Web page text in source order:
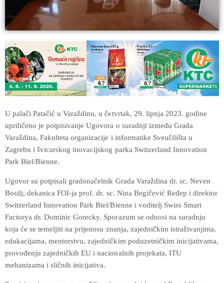
U palači Patačić u Varaždinu, u četvrtak, 29. lipnja 2023. godine
upriličeno je potpisivanje Ugovora o suradnji između Grada
Varaždina, Fakulteta organizacije i informatike Sveučilišta u
Zagrebu i švicarskog inovacijskog parka Switzerland Innovation
Park Biel/Bienne.
Ugovor su potpisali gradonačelnik Grada Varaždina dr. sc. Neven
Bosilj, dekanica FOI-ja prof. dr. sc. Nina Begičević Ređep i direktor
Switzerland Innovation Park Biel/Bienne i voditelj Swiss Smart
Factorya dr. Dominic Gorecky. Sporazum se odnosi na suradnju
koja će se temeljiti na prijenosu znanja, zajedničkim istraživanjima,
edukacijama, mentorstvu, zajedničkim poduzetničkim inicijativama,
provođenju zajedničkih EU i nacionalnih projekata, ITU
mehanizama i sličnih inicijativa.